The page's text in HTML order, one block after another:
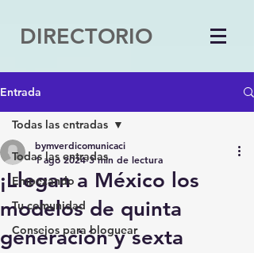
DIRECTORIO
Entrada
Todas las entradas
Empezando
Tu comunidad
Consejos para bloguear
Todas las entradas
¡Llegan a México los
modelos de quinta
generación y sexta
bymverdicomunicaci
1 ago 2024 3 min de lectura